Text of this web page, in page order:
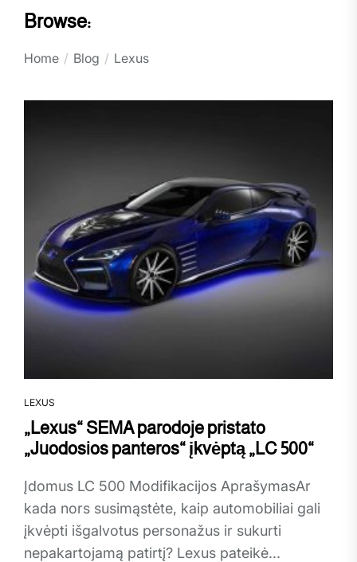
Browse:
Home Blog Lexus
LEXUS
„Lexus“ SEMA parodoje pristato
„Juodosios panteros“ įkvėptą „LC 500“
Įdomus LC 500 Modifikacijos AprašymasAr
kada nors susimąstėte, kaip automobiliai gali
įkvėpti išgalvotus personažus ir sukurti
nepakartojamą patirtį? Lexus pateikė...